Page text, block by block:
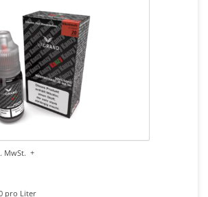
MwSt. +
pro Liter